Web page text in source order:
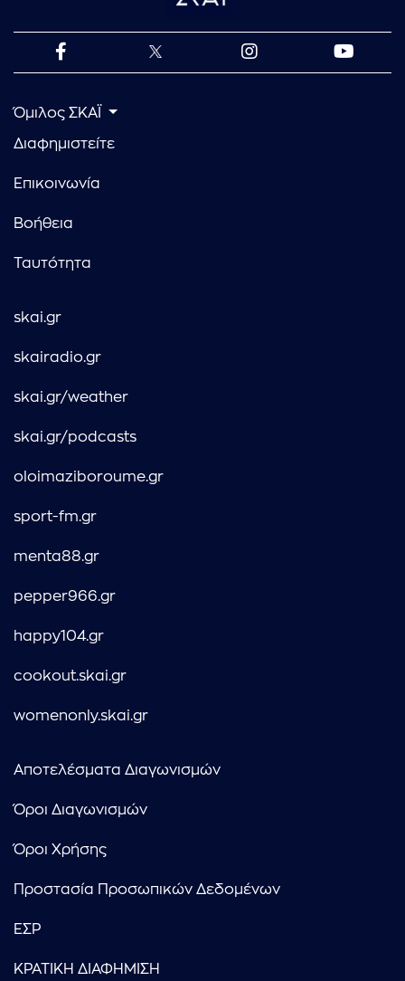
Όμιλος ΣΚΑΪ
Διαφημιστείτε
Επικοινωνία
Βοήθεια
Ταυτότητα
skai.gr
skairadio.gr
skai.gr/weather
skai.gr/podcasts
oloimaziboroume.gr
sport-fm.gr
menta88.gr
pepper966.gr
happy104.gr
cookout.skai.gr
womenonly.skai.gr
Αποτελέσματα Διαγωνισμών
Όροι Διαγωνισμών
Όροι Χρήσης
Προστασία Προσωπικών Δεδομένων
ΕΣΡ
ΚΡΑΤΙΚΗ ΔΙΑΦΗΜΙΣΗ